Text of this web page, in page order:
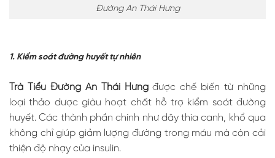
Đường An Thái Hưng
1. Kiểm soát đường huyết tự nhiên
Trà Tiểu Đường An Thái Hưngđược chế biến từ những
loại thảo dược giàu hoạt chất hỗ trợ kiểm soát đường
huyết. Các thành phần chính như dây thìa canh, khổ qua
không chỉ giúp giảm lượng đường trong máu mà còn cải
thiện độ nhạy của insulin.